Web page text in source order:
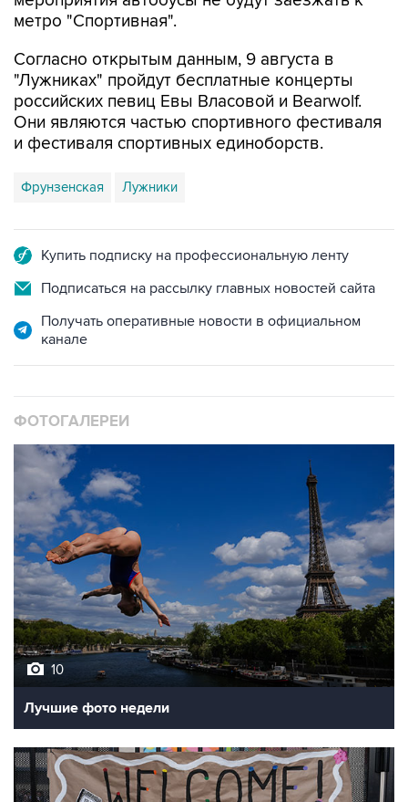
метро "Спортивная".
Согласно открытым данным, 9 августа в
"Лужниках" пройдут бесплатные концерты
российских певиц Евы Власовой и Bearwolf.
Они являются частью спортивного фестиваля
и фестиваля спортивных единоборств.
Фрунзенская Лужники
Купить подписку на профессиональную ленту
Подписаться на рассылку главных новостей сайта
Получать оперативные новости в официальном
канале
ФОТОГАЛЕРЕИ
10
Лучшие фото недели